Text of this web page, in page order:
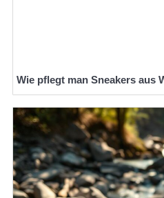
Wie pflegt man Sneakers aus